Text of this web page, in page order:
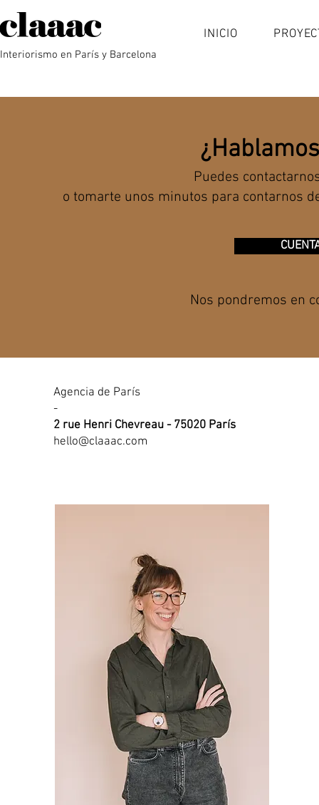
INICIO
Interiorismo en París y Barcelona
Puedes
o tomarte unos minutos para contarnos
Nos pondremos en
Agencia de París
-
2 rue Henri Chevreau - 75020 París
hello@claaac.com